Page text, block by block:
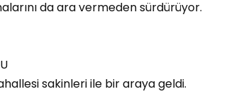
da ara vermeden sürdürüyor.
sakinleri ile bir araya geldi.